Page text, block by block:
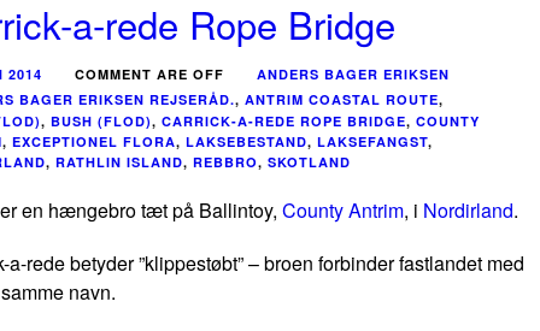
a-rede Rope Bridge
2014 COMMENT ARE OFF
ANDERS BAGER ERIKSEN
BAGER ERIKSEN REJSERÅD., ANTRIM COASTAL ROUTE,
, BUSH (FLOD), CARRICK-A-REDE ROPE BRIDGE, COUNTY
, EXCEPTIONEL FLORA, LAKSEBESTAND, LAKSEFANGST,
, RATHLIN ISLAND, REBBRO, SKOTLAND
en hængebro tæt på Ballintoy, County Antrim, i Nordirland.
a-redebetyder ”klippestøbt” – broen forbinder fastlandet med
navn.